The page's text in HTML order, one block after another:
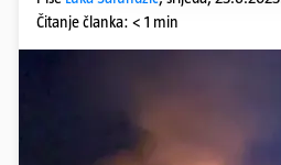
Čitanje članka: < 1 min